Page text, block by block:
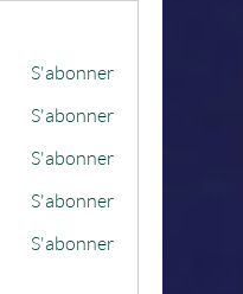
S'abonner
S'abonner
S'abonner
S'abonner
S'abonner